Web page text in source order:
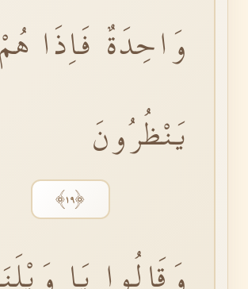
وَاحِدَةٌ فَاِذَا هُمْ
يَنْظُرُونَ
﴿١٩﴾